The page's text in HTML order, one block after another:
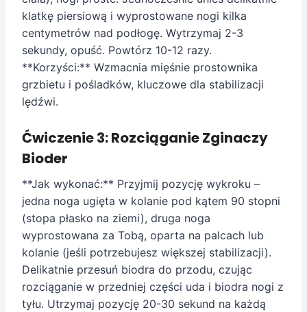
klatkę piersiową i wyprostowane nogi kilka
centymetrów nad podłogę. Wytrzymaj 2-3
sekundy, opuść. Powtórz 10-12 razy.
**Korzyści:** Wzmacnia mięśnie prostownika
grzbietu i pośladków, kluczowe dla stabilizacji
lędźwi.
Ćwiczenie 3: Rozciąganie Zginaczy
Bioder
**Jak wykonać:** Przyjmij pozycję wykroku –
jedna noga ugięta w kolanie pod kątem 90 stopni
(stopa płasko na ziemi), druga noga
wyprostowana za Tobą, oparta na palcach lub
kolanie (jeśli potrzebujesz większej stabilizacji).
Delikatnie przesuń biodra do przodu, czując
rozciąganie w przedniej części uda i biodra nogi z
tyłu. Utrzymaj pozycję 20-30 sekund na każdą